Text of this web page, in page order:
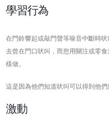
學習行為
在門鈴響起或敲門聲等噪音中斷時
去曾在門口吠叫，而您用關注或零
樣做。
這是因為他們知道吠叫可以得到他們
激動